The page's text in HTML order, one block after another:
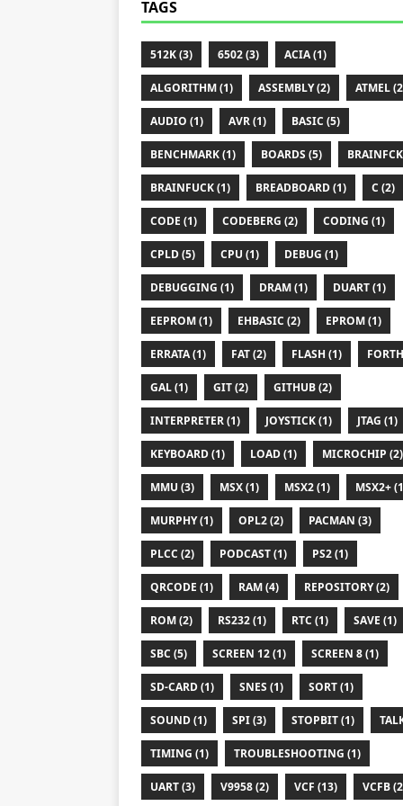
TAGS
512K (3) 6502 (3) ACIA (1)
ALGORITHM (1) ASSEMBLY (2) ATMEL
AUDIO (1) AVR (1) BASIC (5)
BENCHMARK (1) BOARDS (5)
BRAINFUCK (1) BREADBOARD (1) C (2)
CODE (1) CODEBERG (2) CODING (1)
CPLD (5) CPU (1) DEBUG (1)
DEBUGGING (1) DRAM (1) DUART (1)
EEPROM (1) EHBASIC (2) EPROM (1)
ERRATA (1) FAT (2) FLASH (1)
GAL (1) GIT (2) GITHUB (2)
INTERPRETER (1) JOYSTICK (1) JTAG (1)
KEYBOARD (1) LOAD (1) MICROCHIP (2)
MMU (3) MSX (1) MSX2 (1) MSX2+
MURPHY (1) OPL2 (2) PACMAN (3)
PLCC (2) PODCAST (1) PS2 (1)
QRCODE (1) RAM (4) REPOSITORY (2)
ROM (2) RS232 (1) RTC (1) SAVE (1)
SBC (5) SCREEN 12 (1) SCREEN 8 (1)
SD-CARD (1) SNES (1) SORT (1)
SOUND (1) SPI (3) STOPBIT (1)
TIMING (1) TROUBLESHOOTING (1)
UART (3) V9958 (2) VCF (13) VCFB